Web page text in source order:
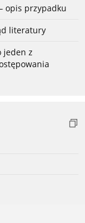
opis przypadku
literatury
jeden z